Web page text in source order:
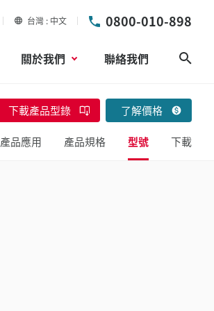
台灣 中文 0800-010-898
關於我們 聯絡我們
下載產品型錄 了解價格
產品應用 產品規格 型號 下載